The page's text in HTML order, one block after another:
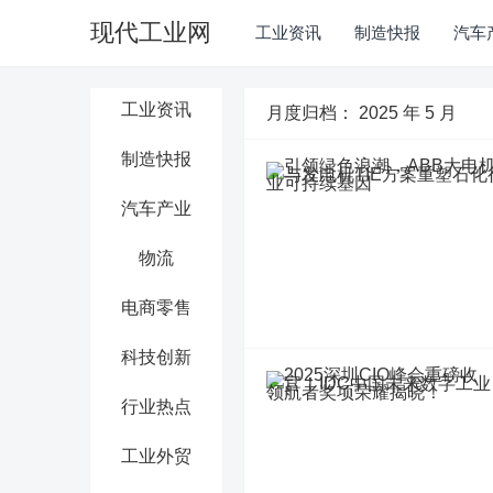
现代工业网 工业资讯 制造快报 汽车
工业资讯
制造快报
汽车产业
物流
电商零售
科技创新
行业热点
工业外贸
月度归档： 2025 年 5 月